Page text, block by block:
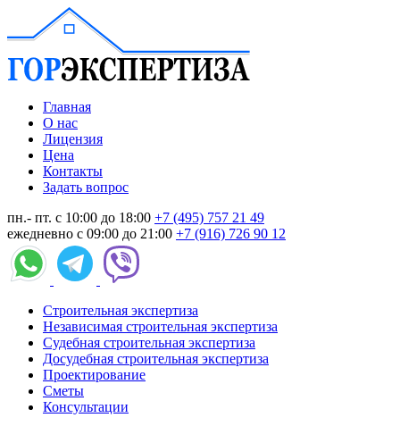
Главная
О нас
Лицензия
Цена
Контакты
Задать вопрос
пн.- пт. с 10:00 до 18:00 +7 (495) 757 21 49
ежедневно с 09:00 до 21:00 +7 (916) 726 90 12
Строительная экспертиза
Независимая строительная экспертиза
Судебная строительная экспертиза
Досудебная строительная экспертиза
Проектирование
Сметы
Консультации